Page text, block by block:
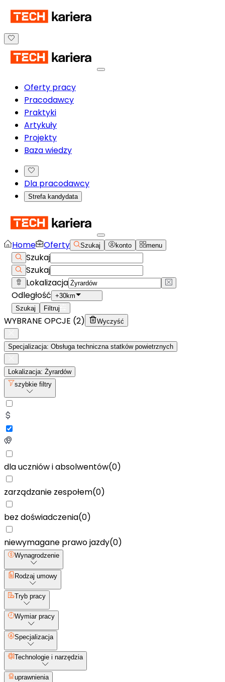
Oferty pracy
Pracodawcy
Praktyki
Artykuły
Projekty
Baza wiedzy
Dla pracodawcy
Strefa kandydata
Home Oferty Szukaj konto menu
Szukaj
Szukaj
Lokalizacja
Odległość +30km
Szukaj
Filtruj
WYBRANE OPCJE (2) Wyczyść
Specjalizacja: Obsługa techniczna statków powietrznych
Lokalizacja: Żyrardów
szybkie filtry
dla uczniów i absolwentów(0)
zarządzanie zespołem(0)
bez doświadczenia(0)
niewymagane prawo jazdy(0)
Wynagrodzenie
Rodzaj umowy
Tryb pracy
Wymiar pracy
Specjalizacja
Technologie i narzędzia
uprawnienia